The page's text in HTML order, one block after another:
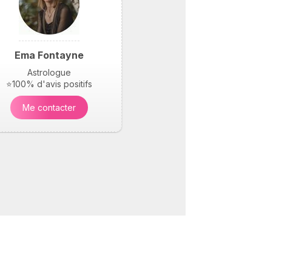
Ema Fontayne
Astrologue
⭐100% d'avis positifs
Me contacter